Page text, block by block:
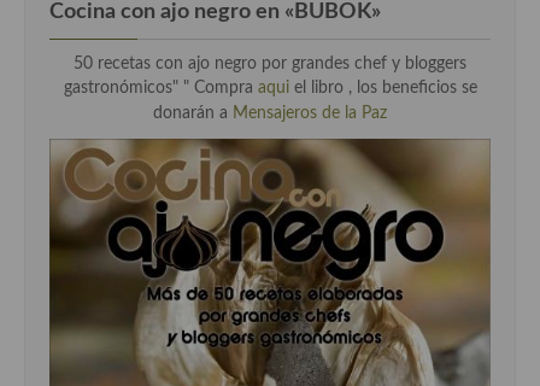
Cocina con ajo negro en «BUBOK»
50 recetas con ajo negro por grandes chef y bloggers
gastronómicos" " Compra aqui el libro , los beneficios se
donarán a Mensajeros de la Paz